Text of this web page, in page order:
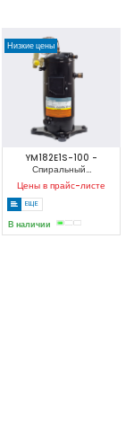
Низкие цены
YM182E1S-100 -
Спиральный...
Цены в прайс-листе
ЕЩЕ
В наличии